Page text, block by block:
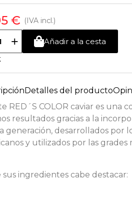
€ (IVA incl.)
+
Añadir a la cesta
Detalles del producto
RED´S COLOR caviar es una
resultados gracias a la
generación, desarrollados por
y utilizados por las grades
sus ingredientes cabe destacar: